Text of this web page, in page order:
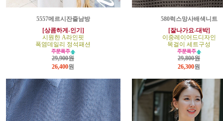
5557메르시잔줄남방
[상콤하게-인기]
시원한 A라인핏
폭염데일리 정석패션
29,900원
26,400원
580럭스망사배색니트
[잘나가요-대박]
이중레이어드디자인
목걸이 세트구성
29,800원
26,300원